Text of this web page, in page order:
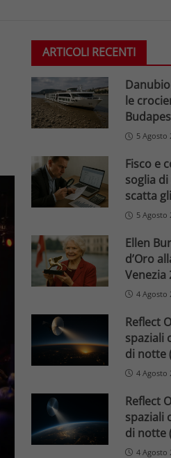
ARTICOLI RECENTI
le
5 Agosto
Fisco e
soglia
scatta
5 Agosto
Ellen
d’Oro
Venezia
4 Agosto
Reflect
spaziali
di notte
4 Agosto
Reflect
spaziali
di notte
4 Agosto